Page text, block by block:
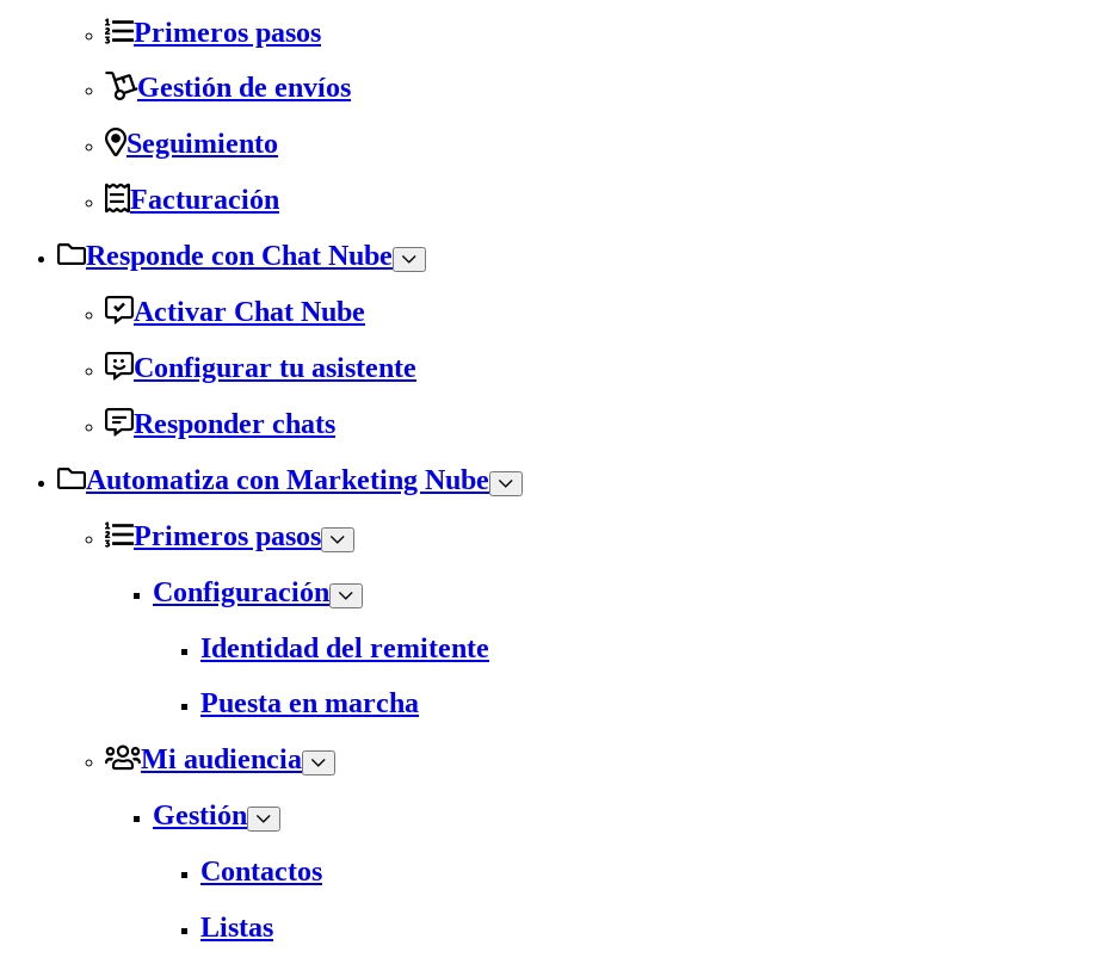
Primeros pasos
Gestión de envíos
Seguimiento
Facturación
Responde con Chat Nube
Activar Chat Nube
Configurar tu asistente
Responder chats
Automatiza con Marketing Nube
Primeros pasos
Configuración
Identidad del remitente
Puesta en marcha
Mi audiencia
Gestión
Contactos
Listas